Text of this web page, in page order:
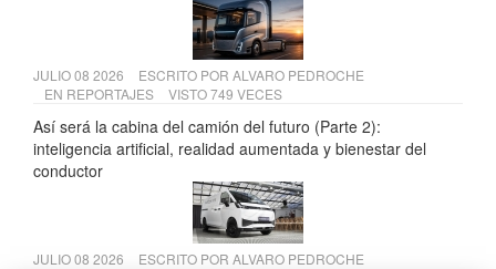
JULIO 08 2026 ESCRITO POR ALVARO PEDROCHE
EN REPORTAJES VISTO 749 VECES
Así será la cabina del camión del futuro (Parte 2):
inteligencia artificial, realidad aumentada y bienestar del
conductor
JULIO 08 2026 ESCRITO POR ALVARO PEDROCHE